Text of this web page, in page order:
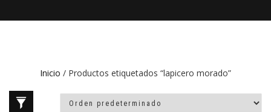
Inicio / Productos etiquetados “lapicero morado”